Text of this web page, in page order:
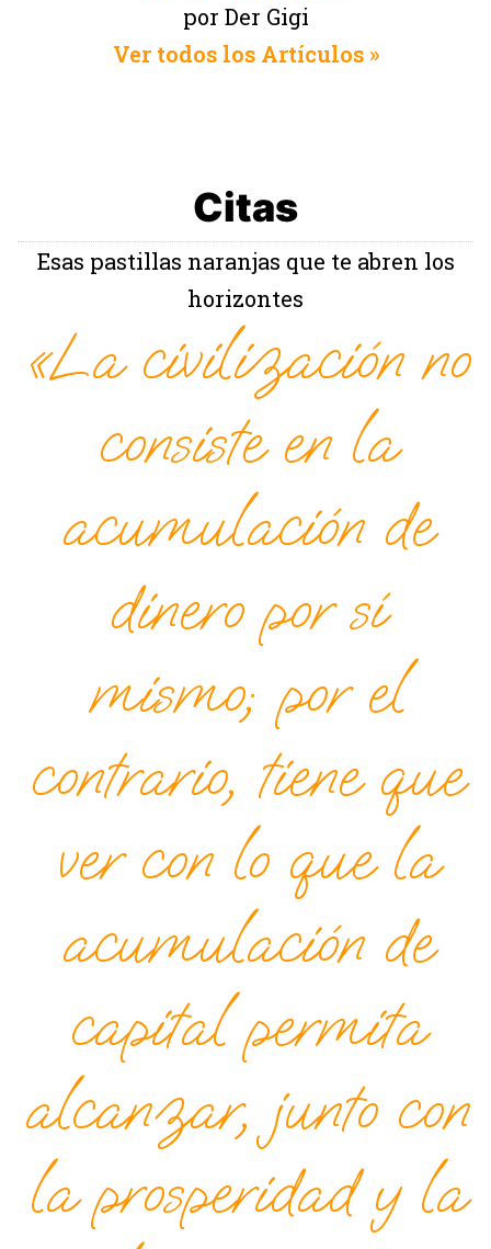
por Der Gigi
Ver todos los Artículos »
Citas
Esas pastillas naranjas que te abren los
horizontes
«La civilización no
consiste en la
acumulación de
dinero por sí
mismo; por el
contrario, tiene que
ver con lo que la
acumulación de
capital permita
alcanzar, junto con
la prosperidad y la